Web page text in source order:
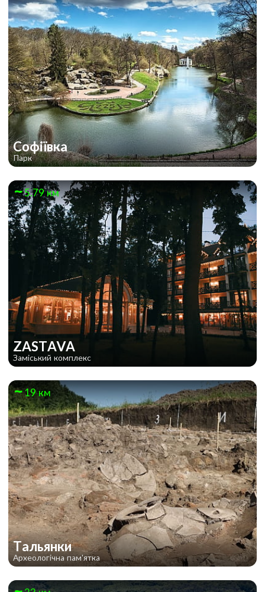
Софіївка
Парк
5.79 км
ZASTAVA
Заміський комплекс
19 км
Тальянки
Археологічна пам'ятка